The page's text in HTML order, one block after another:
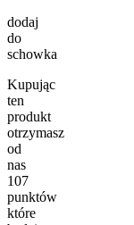
dodaj
do
schowka
Kupując
ten
produkt
otrzymasz
od
nas
107
punktów
które